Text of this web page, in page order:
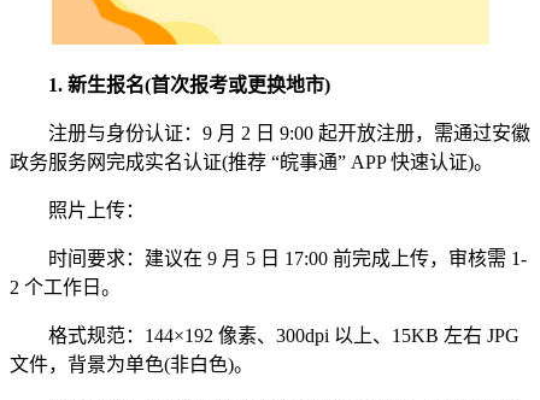
1. 新生报名(首次报考或更换地市)
注册与身份认证：9 月 2 日 9:00 起开放注册，需通过安徽
政务服务网完成实名认证(推荐 “皖事通” APP 快速认证)。
照片上传：
时间要求：建议在 9 月 5 日 17:00 前完成上传，审核需 1-
2 个工作日。
格式规范：144×192 像素、300dpi 以上、15KB 左右 JPG
文件，背景为单色(非白色)。